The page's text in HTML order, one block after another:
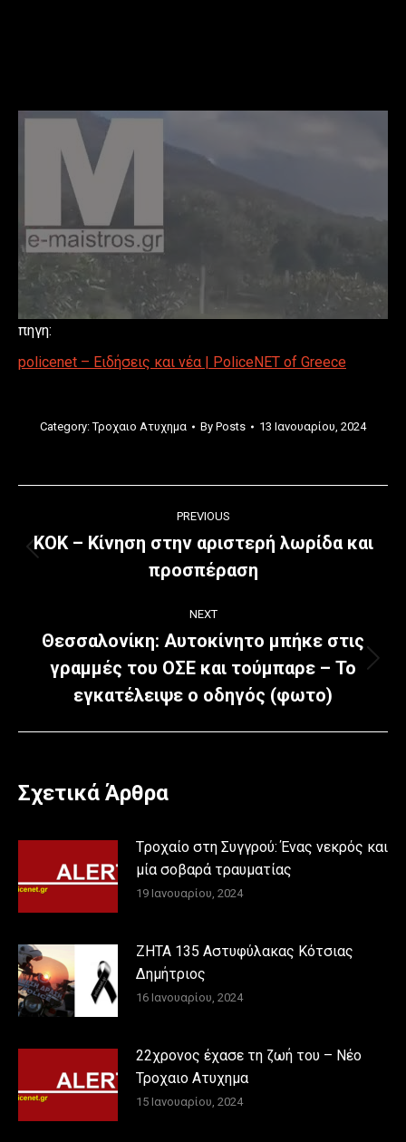
πηγη:
policenet – Ειδήσεις και νέα | PoliceNET of Greece
Category:Τροχαιο Ατυχημα By Posts 13 Ιανουαρίου, 2024
navigation
PREVIOUS
Previous
post:
ΚΟΚ – Κίνηση στην αριστερή λωρίδα και
προσπέραση
NEXT
Next
post:
Θεσσαλονίκη: Αυτοκίνητο μπήκε στις
γραμμές του ΟΣΕ και τούμπαρε – Το
εγκατέλειψε ο οδηγός (φωτο)
Σχετικά Άρθρα
Tροχαίο στη Συγγρού: Ένας νεκρός και
μία σοβαρά τραυματίας
19 Ιανουαρίου, 2024
ΖΗΤΑ 135 Αστυφύλακας Κότσιας
Δημήτριος
16 Ιανουαρίου, 2024
22χρονος έχασε τη ζωή του – Νέο
Τροχαιο Ατυχημα
15 Ιανουαρίου, 2024